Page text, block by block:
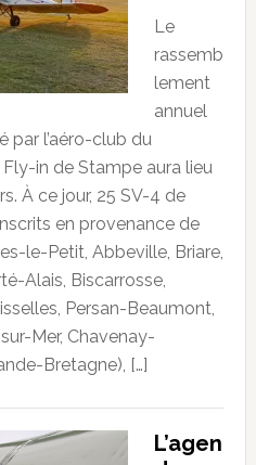
Le
rassemb
lement
annuel
par l’aéro-club du
in de Stampe aura lieu
À ce jour, 25 SV-4 de
en provenance de
le-Petit, Abbeville, Briare,
Alais, Biscarrosse,
Persan-Beaumont,
Mer, Chavenay-
Bretagne), […]
L’agen